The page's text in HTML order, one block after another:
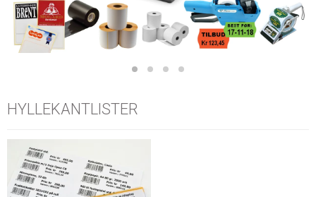
HYLLEKANTLISTER